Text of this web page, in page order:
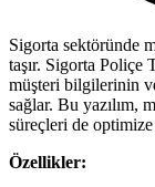
Sigorta sektöründe
taşır. Sigorta Poliçe
müşteri bilgilerinin
sağlar. Bu yazılım,
süreçleri de optimize
Özellikler: